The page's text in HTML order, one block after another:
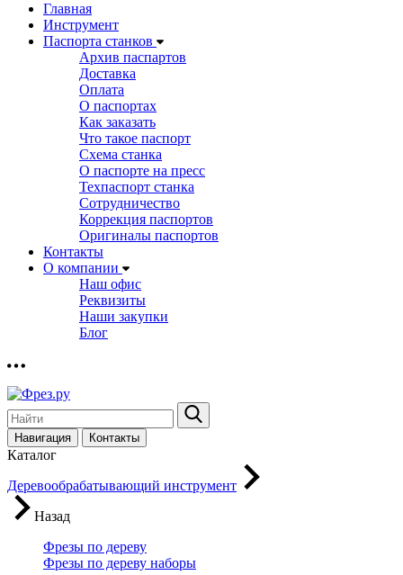
Главная
Инструмент
Паспорта станков
Архив паспартов
Доставка
Оплата
О паспортах
Как заказать
Что такое паспорт
Схема станка
О паспорте на пресс
Техпаспорт станка
Сотрудничество
Коррекция паспортов
Оригиналы паспортов
Контакты
О компании
Наш офис
Реквизиты
Наши закупки
Блог
Навигация Контакты
Каталог
Деревообрабатывающий инструмент
Назад
Фрезы по дереву
Фрезы по дереву наборы